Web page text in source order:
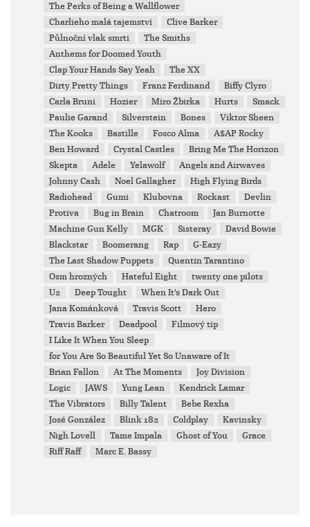
The Perks of Being a Wallflower
Charlieho malá tajemství
Clive Barker
Půlnoční vlak smrti
The Smiths
Anthems for Doomed Youth
Clap Your Hands Say Yeah
The XX
Dirty Pretty Things
Franz Ferdinand
Biffy Clyro
Carla Bruni
Hozier Miro Žbirka Hurts
Smack
Paulie Garand
Silverstein Bones
Viktor Sheen
The Kooks
Bastille Fosco Alma
A$AP Rocky
Ben Howard
Crystal Castles
Bring Me The Horizon
Skepta
Adele Yelawolf
Angels and Airwaves
Johnny Cash
Noel Gallagher
High Flying Birds
Radiohead
Gumi Klubovna Rockast
Devlin
Protiva
Bug in Brain Chatroom
Jan Burnotte
Machine Gun Kelly
MGK Sisteray
David Bowie
Blackstar
Boomerang Rap
G-Eazy
The Last Shadow Puppets
Quentin Tarantino
Osm hrozných
Hateful Eight
twenty one pilots
U2
Deep Tought
When It's Dark Out
Jana Kománková
Travis Scott
Hero
Travis Barker
Deadpool
Filmový tip
I Like It When You Sleep
for You Are So Beautiful Yet So Unaware of It
Brian Fallon
At The Moments
Joy Division
Logic
JAWS Yung Lean
Kendrick Lamar
The Vibrators
Billy Talent
Bebe Rexha
José González
Blink 182 Coldplay
Kavinsky
Nigh Lovell
Tame Impala Ghost of You
Grace
Riff Raff
Marc E. Bassy